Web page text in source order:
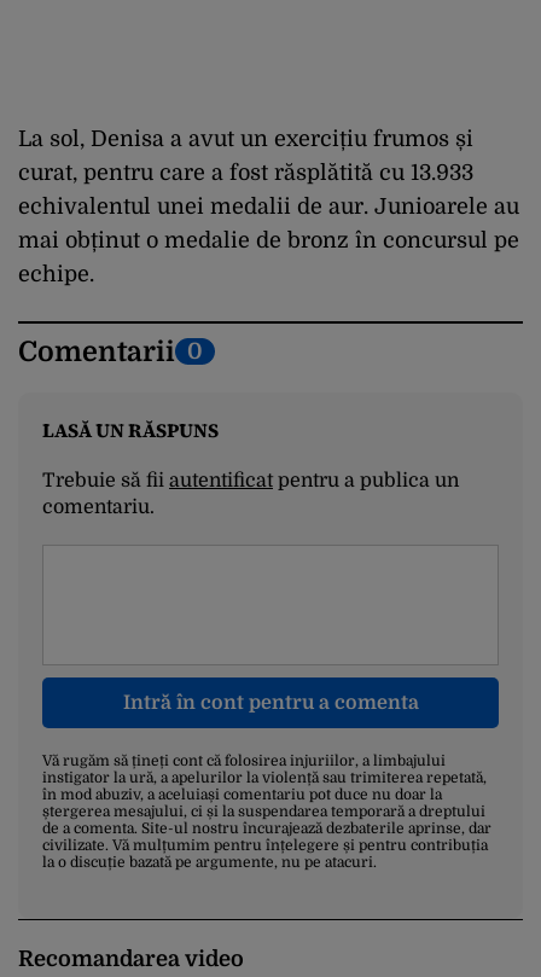
La sol, Denisa a avut un exercițiu frumos și
curat, pentru care a fost răsplătită cu 13.933
echivalentul unei medalii de aur. Junioarele au
mai obținut o medalie de bronz în concursul pe
echipe.
Comentarii 0
LASĂ UN RĂSPUNS
Trebuie să fii autentificatpentru a publica un
comentariu.
Intră în cont pentru a comenta
Vă rugăm să țineți cont că folosirea injuriilor, a limbajului
instigator la ură, a apelurilor la violență sau trimiterea repetată,
în mod abuziv, a aceluiași comentariu pot duce nu doar la
ștergerea mesajului, ci și la suspendarea temporară a dreptului
de a comenta. Site-ul nostru încurajează dezbaterile aprinse, dar
civilizate. Vă mulțumim pentru înțelegere și pentru contribuția
la o discuție bazată pe argumente, nu pe atacuri.
Recomandarea video